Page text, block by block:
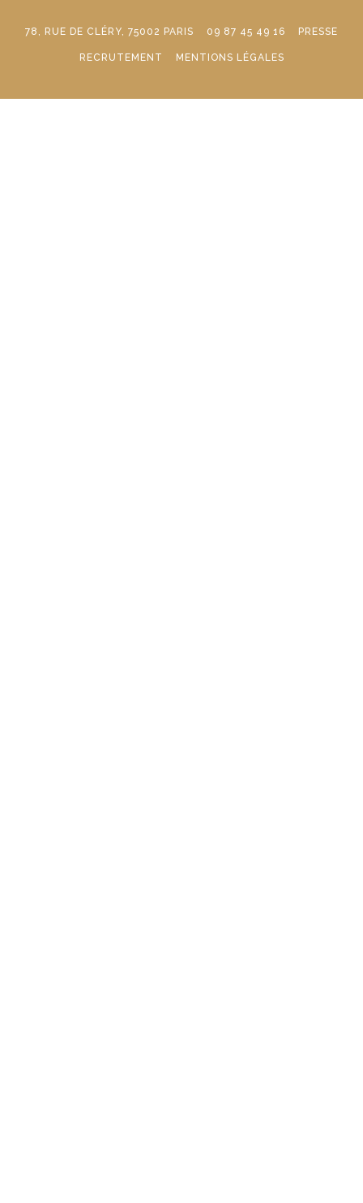
78, RUE DE CLÉRY, 75002 PARIS 09 87 45 49 16 PRESSE
RECRUTEMENT MENTIONS LÉGALES